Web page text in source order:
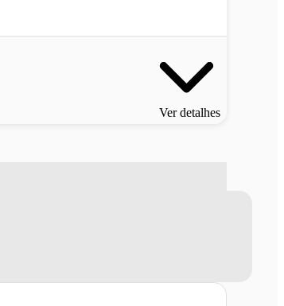
Ver detalhes